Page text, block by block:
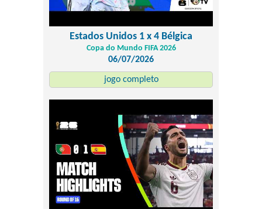
Estados Unidos 1 x 4 Bélgica
Copa do Mundo FIFA 2026
06/07/2026
jogo completo